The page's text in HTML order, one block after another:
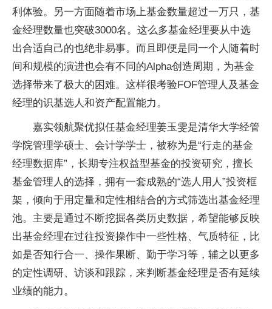
利体验。另一方面随着市场上基金数量超过一万只，基
金经理数量也突破3000名。这么多基金经理要从中选
出合适自己的也绝非易事。而且即便是同一个人随着时
间和规模的演进也会有不同的Alpha创造周期，为基金
选择带来了极大的困难。这样很考验FOF管理人及基金
经理的识基选人和资产配置能力。
嘉实领航聚优拟任基金经理姜玉雯是清华大学经管
学院管理学硕士、会计学学士，被称为是“行走的基金
经理数据库”，长期专注权益型基金的投资研究，擅长
基金管理人的选择，拥有一套成熟的“选人用人”投资框
架，倾向于用定量和定性相结合的方式筛选出基金经理
池。主要是通过不断挖掘各类历史数据，希望能够反映
出基金经理在过往投资操作中一些性格、气质特征，比
如是否知行合一、操作果断、勤于学习等，辅之以更多
的定性调研、访谈和跟踪，来判断基金经理是否有延续
业绩的能力。